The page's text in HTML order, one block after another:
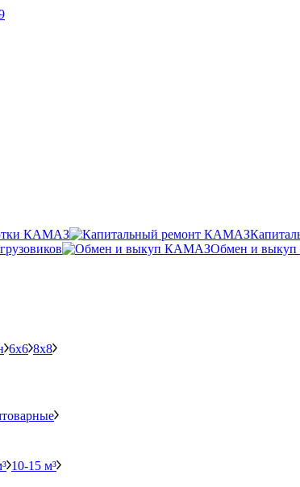
КАМАЗ
Обмен и
6х6 8х8
10-15 м³